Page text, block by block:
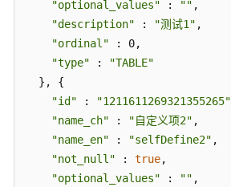
口
自
定
义
项
接
口
查
"optional_values" : "" ,
"description" : "测试1" ,
"ordinal" : 0,
"type" :
"TABLE"
  }, {
"id" : "1211611269321355265"
"name_ch" : "自定义项2" ,
"name_en" : "selfDefine2" ,
"not_null" : true,
"optional_values" : "" ,